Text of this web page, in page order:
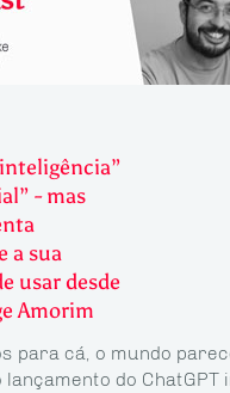
- mas
a sua
usar desde
Amorim
para cá, o mundo
do ChatGPT